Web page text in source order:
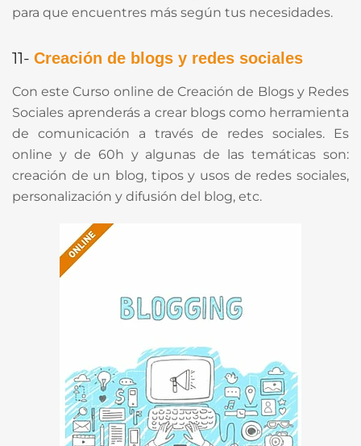
para que encuentres más según tus necesidades.
11- Creación de blogs y redes sociales
Con este Curso online de Creación de Blogs y Redes
Sociales aprenderás a crear blogs como herramienta
de comunicación a través de redes sociales. Es
online y de 60h y algunas de las temáticas son:
creación de un blog, tipos y usos de redes sociales,
personalización y difusión del blog, etc.